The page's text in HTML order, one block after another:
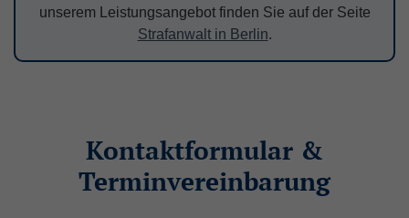
unserem Leistungsangebot finden Sie auf der Seite
Strafanwalt in Berlin.
Kontaktformular &
Terminvereinbarung
Statistik Cookies erfassen Informationen
anonym. Diese Informationen helfen uns zu
verstehen, wie unsere Besucher unsere
Speichert für jeden Besucher der Website
eine anonyme ID. Anhand der ID können
Seitenaufrufe einem Besucher zugeordnet